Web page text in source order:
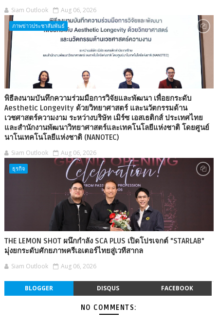
Siam Outlook Aug 06, 2026
ภาพข่าวประชาสัมพันธ์
พิธีลงนามบันทึกความร่วมมือการวิจัยและพัฒนา เพื่อยกระดับ
Aesthetic Longevity ด้วยวิทยาศาสตร์ และนวัตกรรมด้าน
เวชศาสตร์ความงาม ระหว่างบริษัท เมิร์ซ เอสเธติกส์ ประเทศไทย
และสำนักงานพัฒนาวิทยาศาสตร์และเทคโนโลยีแห่งชาติ โดยศูนย์
นาโนเทคโนโลยีแห่งชาติ (NANOTEC)
Siam Outlook Aug 06, 2026
ธุรกิจ
THE LEMON SHOT ผนึกกำลัง SCA PLUS เปิดโปรเจกต์ "STARLAB"
มุ่งยกระดับศักยภาพครีเอเตอร์ไทยสู่เวทีสากล
Siam Outlook Aug 06, 2026
BLOGGER DISQUS FACEBOOK
NO COMMENTS: